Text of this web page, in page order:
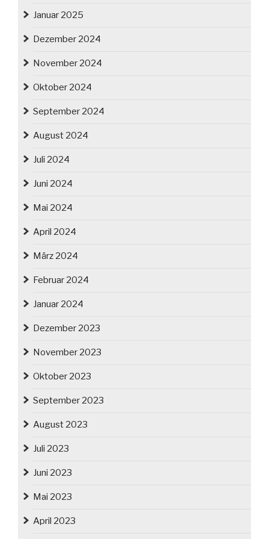
Januar 2025
Dezember 2024
November 2024
Oktober 2024
September 2024
August 2024
Juli 2024
Juni 2024
Mai 2024
April 2024
März 2024
Februar 2024
Januar 2024
Dezember 2023
November 2023
Oktober 2023
September 2023
August 2023
Juli 2023
Juni 2023
Mai 2023
April 2023